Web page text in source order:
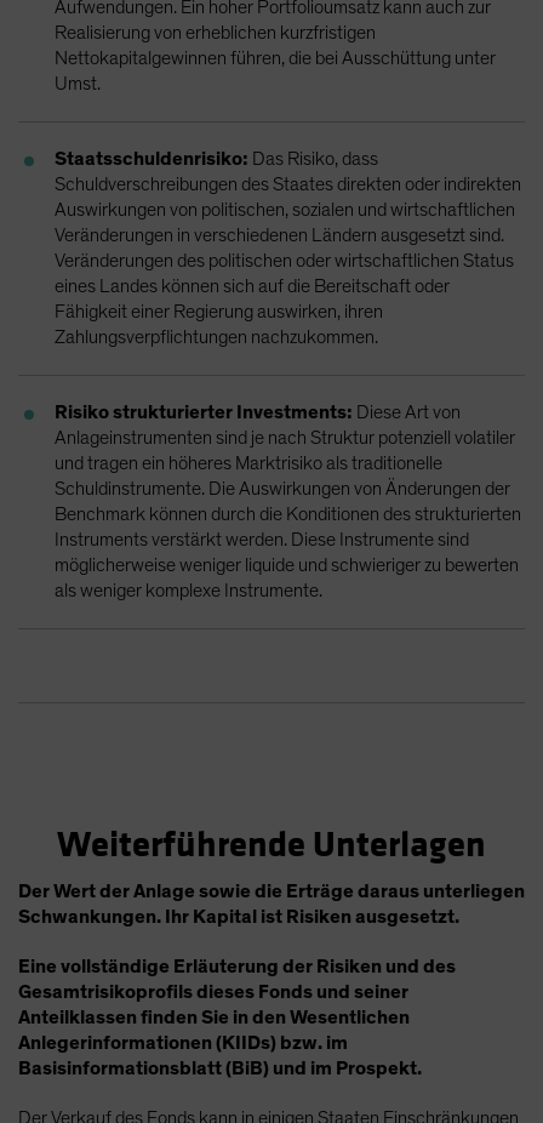
Aufwendungen. Ein hoher Portfolioumsatz kann auch zur
Realisierung von erheblichen kurzfristigen
Nettokapitalgewinnen führen, die bei Ausschüttung unter
Umst.
Staatsschuldenrisiko: Das Risiko, dass
Schuldverschreibungen des Staates direkten oder indirekten
Auswirkungen von politischen, sozialen und wirtschaftlichen
Veränderungen in verschiedenen Ländern ausgesetzt sind.
Veränderungen des politischen oder wirtschaftlichen Status
eines Landes können sich auf die Bereitschaft oder
Fähigkeit einer Regierung auswirken, ihren
Zahlungsverpflichtungen nachzukommen.
Risiko strukturierter Investments: Diese Art von
Anlageinstrumenten sind je nach Struktur potenziell volatiler
und tragen ein höheres Marktrisiko als traditionelle
Schuldinstrumente. Die Auswirkungen von Änderungen der
Benchmark können durch die Konditionen des strukturierten
Instruments verstärkt werden. Diese Instrumente sind
möglicherweise weniger liquide und schwieriger zu bewerten
als weniger komplexe Instrumente.
Weiterführende Unterlagen
Der Wert der Anlage sowie die Erträge daraus unterliegen
Schwankungen. Ihr Kapital ist Risiken ausgesetzt.
Eine vollständige Erläuterung der Risiken und des
Gesamtrisikoprofils dieses Fonds und seiner
Anteilklassen finden Sie in den Wesentlichen
Anlegerinformationen (KIIDs) bzw. im
Basisinformationsblatt (BiB) und im Prospekt.
Der Verkauf des Fonds kann in einigen Staaten Einschränkungen